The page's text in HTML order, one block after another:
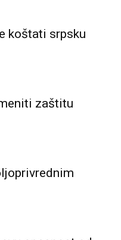
koštati srpsku
zaštitu